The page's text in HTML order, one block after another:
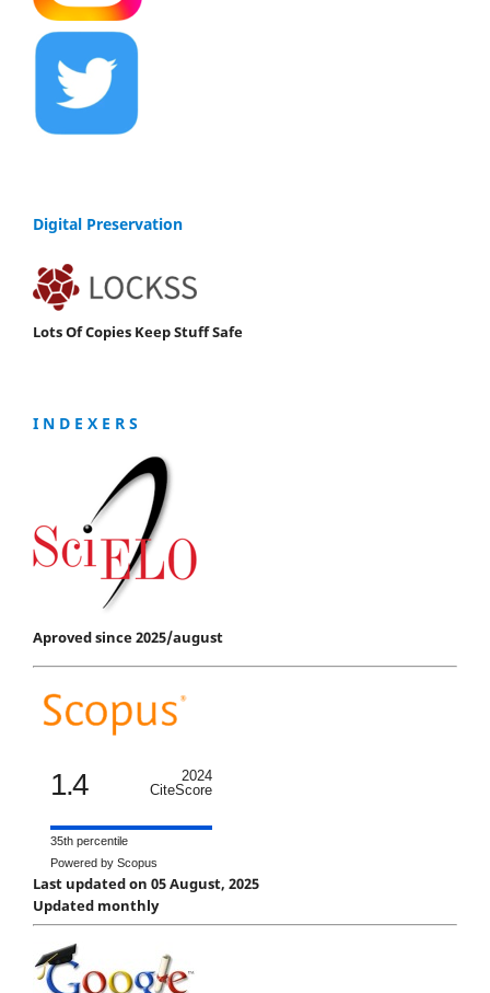
Digital Preservation
Lots Of Copies Keep Stuff Safe
I N D E X E R S
Aproved since 2025/august
1.4
2024
CiteScore
35th percentile
Powered by Scopus
Last updated on 05 August, 2025
Updated monthly